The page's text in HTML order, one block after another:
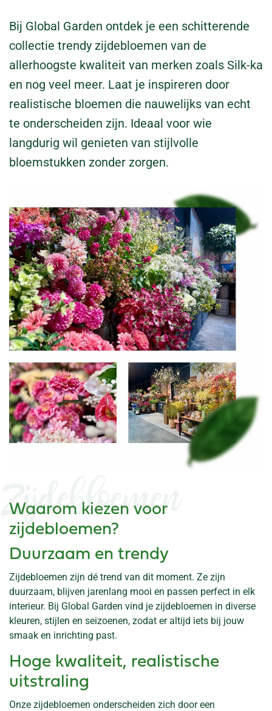
Bij Global Garden ontdek je een schitterende
collectie trendy zijdebloemen van de
allerhoogste kwaliteit van merken zoals Silk-ka
en nog veel meer. Laat je inspireren door
realistische bloemen die nauwelijks van echt
te onderscheiden zijn. Ideaal voor wie
langdurig wil genieten van stijlvolle
bloemstukken zonder zorgen.
Waarom kiezen voor
zijdebloemen?
Zijdebloemen
Duurzaam en trendy
Zijdebloemen zijn dé trend van dit moment. Ze zijn
duurzaam, blijven jarenlang mooi en passen perfect in elk
interieur. Bij Global Garden vind je zijdebloemen in diverse
kleuren, stijlen en seizoenen, zodat er altijd iets bij jouw
smaak en inrichting past.
Hoge kwaliteit, realistische
uitstraling
Onze zijdebloemen onderscheiden zich door een